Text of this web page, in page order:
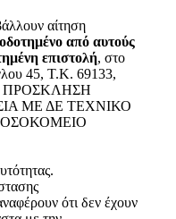
αίτηση
από αυτούς
επιστολή, στο
45, Τ.Κ. 69133,
ΠΡΟΣΚΛΗΣΗ
ΜΕ ΔΕ ΤΕΧΝΙΚΟ
ότι δεν έχουν